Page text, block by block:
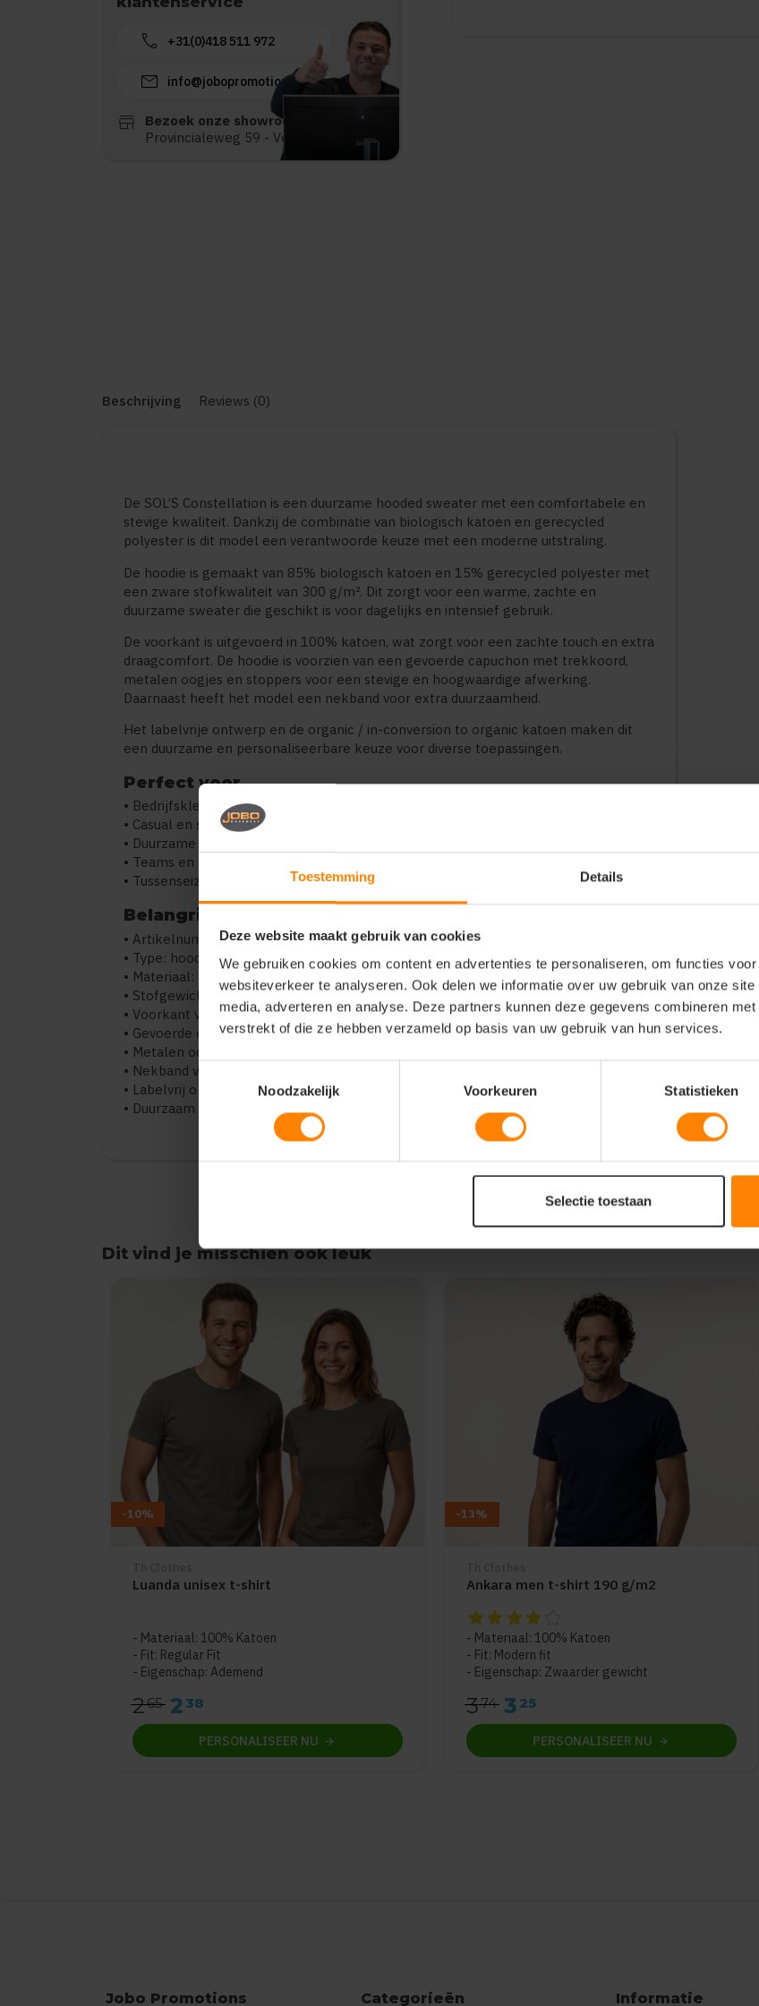
Toestemming Details
Deze website maakt gebruik van cookies
We gebruiken cookies om content en advertenties te personaliseren, om functies
websiteverkeer te analyseren. Ook delen we informatie over uw gebruik van onze
media, adverteren en analyse. Deze partners kunnen deze gegevens combineren
verstrekt of die ze hebben verzameld op basis van uw gebruik van hun services.
Toestemmingsselectie
Noodzakelijk
Voorkeuren Statistieken
Selectie toestaan
call +31(0)418 511 972
mail info@jobopromotions.nl
store
Bezoek onze showroom:
Provincialeweg 59 - Velddriel
Beschrijving Reviews (0)
De SOL’S Constellation is een duurzame hooded sweater met een comfortabele en
stevige kwaliteit. Dankzij de combinatie van biologisch katoen en gerecycled
polyester is dit model een verantwoorde keuze met een moderne uitstraling.
De hoodie is gemaakt van 85% biologisch katoen en 15% gerecycled polyester met
een zware stofkwaliteit van 300 g/m². Dit zorgt voor een warme, zachte en
duurzame sweater die geschikt is voor dagelijks en intensief gebruik.
De voorkant is uitgevoerd in 100% katoen, wat zorgt voor een zachte touch en extra
draagcomfort. De hoodie is voorzien van een gevoerde capuchon met trekkoord,
metalen oogjes en stoppers voor een stevige en hoogwaardige afwerking.
Daarnaast heeft het model een nekband voor extra duurzaamheid.
Het labelvrije ontwerp en de organic / in-conversion to organic katoen maken dit
een duurzame en personaliseerbare keuze voor diverse toepassingen.
Perfect voor
• Bedrijfskleding
• Casual en streetwear
• Duurzame kledinglijnen
• Teams en promotionele kleding
• Tussenseizoenen en koude dagen
Belangrijkste kenmerken
• Artikelnummer: 804232
• Type: hoodie / sweat met capuchon
• Materiaal: 85% biologisch katoen / 15% gerecycled polyester
• Stofgewicht: 300 g/m²
• Voorkant van 100% katoen
• Gevoerde capuchon met trekkoord
• Metalen oogjes en stoppers
• Nekband voor extra comfort
• Labelvrij ontwerp
• Duurzaam en comfortabel
Dit vind je misschien ook leuk
-10%
Luanda unisex t-shirt
Materiaal: 100% Katoen
Fit: Regular Fit
Eigenschap: Ademend
265 2 38
PERSONALISEER NU
-13%
Ankara men t-shirt 190 g/m2
De beoordeling van dit product is
Materiaal: 100% Katoen
Fit: Modern fit
Eigenschap: Zwaarder gewicht
374 3 25
PERSONALISEER NU
Jobo Promotions
Categorieën
Informatie